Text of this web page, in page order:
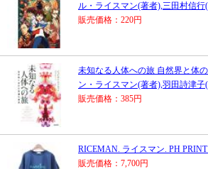
ル・ライスマン(著者),三田村信
販売価格：220円
未知なる人体への旅 自然界と体
ン・ライスマン(著者),羽田詩津子
販売価格：385円
RICEMAN. ライスマン. PH
販売価格：7,700円